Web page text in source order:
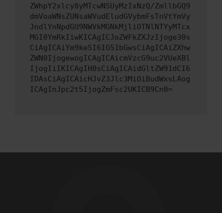
ZWhpY2xlcy8yMTcwNSUyMzIxNzQ/ZmllbGQ9
dmVoaWNsZUNsaWVudEludGVybmFsTnVtYmVy
JndlYnNpdGU9NWVkMGNkMjliOTNlNTYyMTcx
MGI0YmRkIiwKICAgICJoZWFkZXJzIjoge30s
CiAgICAiYm9keSI6IG51bGwsCiAgICAiZXhw
ZWN0IjogewogICAgICAicmVzcG9uc2VUeXBl
IjogIiIKICAgIH0sCiAgICAidGltZW91dCI6
IDAsCiAgICAicHJvZ3Jlc3MiOiBudWxsLAog
ICAgInJpc2t5IjogZmFsc2UKICB9Cn0=